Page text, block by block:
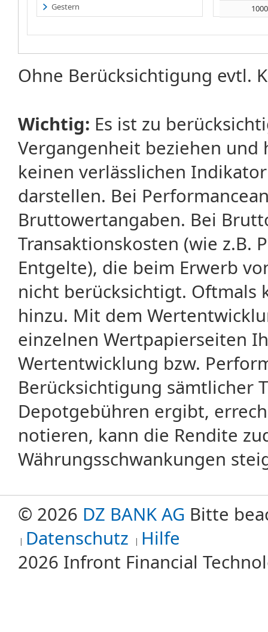
Gestern
Ohne Berücksichtigung evtl.
Wichtig: Es ist zu
Vergangenheit beziehen
keinen verlässlichen
darstellen. Bei
Bruttowertangaben. Bei
Transaktionskosten (wie z.B.
Entgelte), die beim Erwerb
nicht berücksichtigt. Oftmals
hinzu. Mit dem
einzelnen Wertpapierseiten
Wertentwicklung bzw.
Berücksichtigung sämtlicher
Depotgebühren ergibt,
notieren, kann die Rendite
Währungsschwankungen
© 2026 DZ BANK AG Bitte
Datenschutz Hilfe
2026 Infront Financial